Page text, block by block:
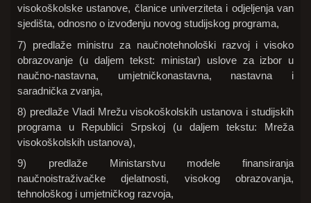
visokoškolske ustanove, članice univerziteta i odjeljenja van
sjedišta, odnosno o izvođenju novog studijskog programa,
7) predlaže ministru za naučnotehnološki razvoj i visoko
obrazovanje (u daljem tekst: ministar) uslove za izbor u
naučno-nastavna, umjetničkonastavna, nastavna i
saradnička zvanja,
8) predlaže Vladi Mrežu visokoškolskih ustanova i studijskih
programa u Republici Srpskoj (u daljem tekstu: Mreža
visokoškolskih ustanova),
9) predlaže Ministarstvu modele finansiranja
naučnoistraživačke djelatnosti, visokog obrazovanja,
tehnološkog i umjetničkog razvoja,